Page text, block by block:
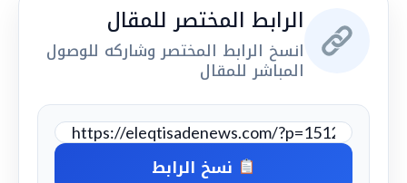
الرابط المختصر للمقال
انسخ الرابط المختصر وشاركه للوصول
المباشر للمقال
نسخ الرابط